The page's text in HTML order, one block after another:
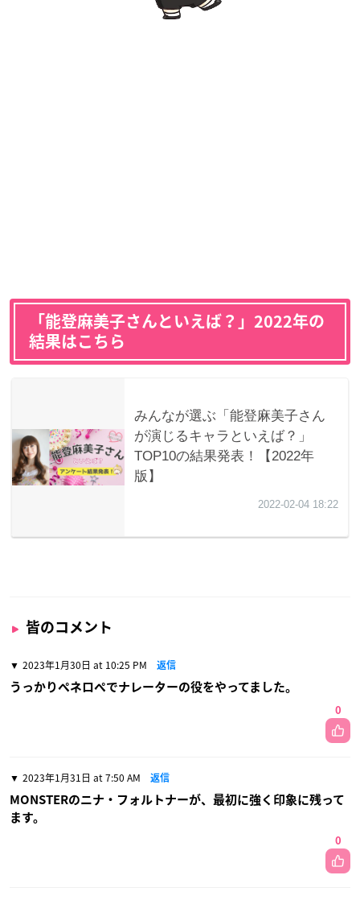
「能登麻美子さんといえば？」2022年の
結果はこちら
皆のコメント
2023年1月30日 at 10:25 PM 返信
うっかりペネロペでナレーターの役をやってました。
0
2023年1月31日 at 7:50 AM 返信
MONSTERのニナ・フォルトナーが、最初に強く印象に残って
ます。
0